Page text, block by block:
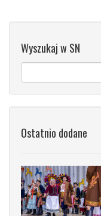
Wyszukaj w SN
Ostatnio dodane